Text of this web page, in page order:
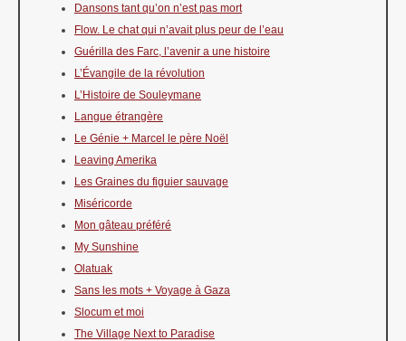
Dansons tant qu’on n’est pas mort
Flow. Le chat qui n’avait plus peur de l’eau
Guérilla des Farc, l’avenir a une histoire
L’Évangile de la révolution
L’Histoire de Souleymane
Langue étrangère
Le Génie + Marcel le père Noël
Leaving Amerika
Les Graines du figuier sauvage
Miséricorde
Mon gâteau préféré
My Sunshine
Olatuak
Sans les mots + Voyage à Gaza
Slocum et moi
The Village Next to Paradise